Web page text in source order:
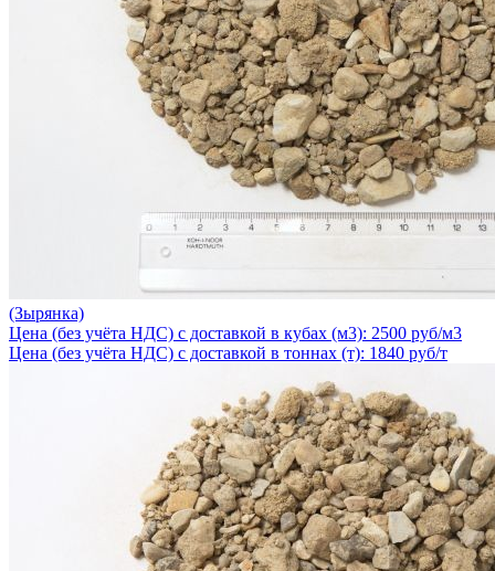
(Зырянка)
Цена (без учёта НДС) с доставкой в кубах (м3): 2500 руб/м3
Цена (без учёта НДС) с доставкой в тоннах (т): 1840 руб/т